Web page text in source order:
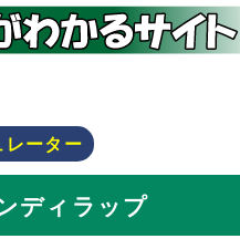
ーター
ディラップ